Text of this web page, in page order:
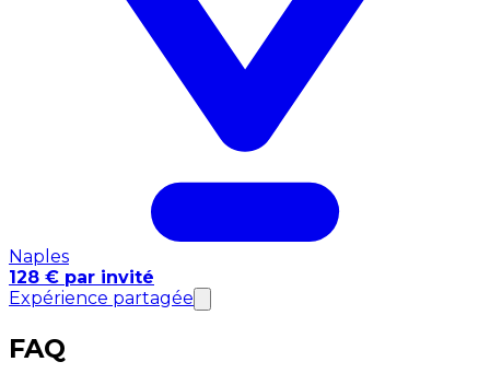
Naples
128 € par invité
Expérience partagée
FAQ